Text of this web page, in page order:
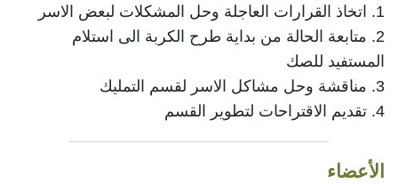
1. اتخاذ القرارات العاجلة وحل المشكلات لبعض الاسر
2. متابعة الحالة من بداية طرح الكربة الى استلام
المستفيد للصك
3. مناقشة وحل مشاكل الاسر لقسم التمليك
4. تقديم الاقتراحات لتطوير القسم
الأعضاء